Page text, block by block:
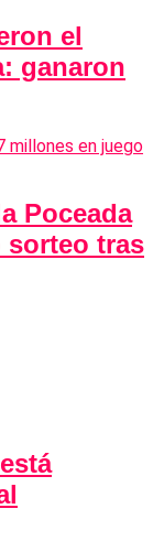
el
ganaron
Poceada
sorteo tras